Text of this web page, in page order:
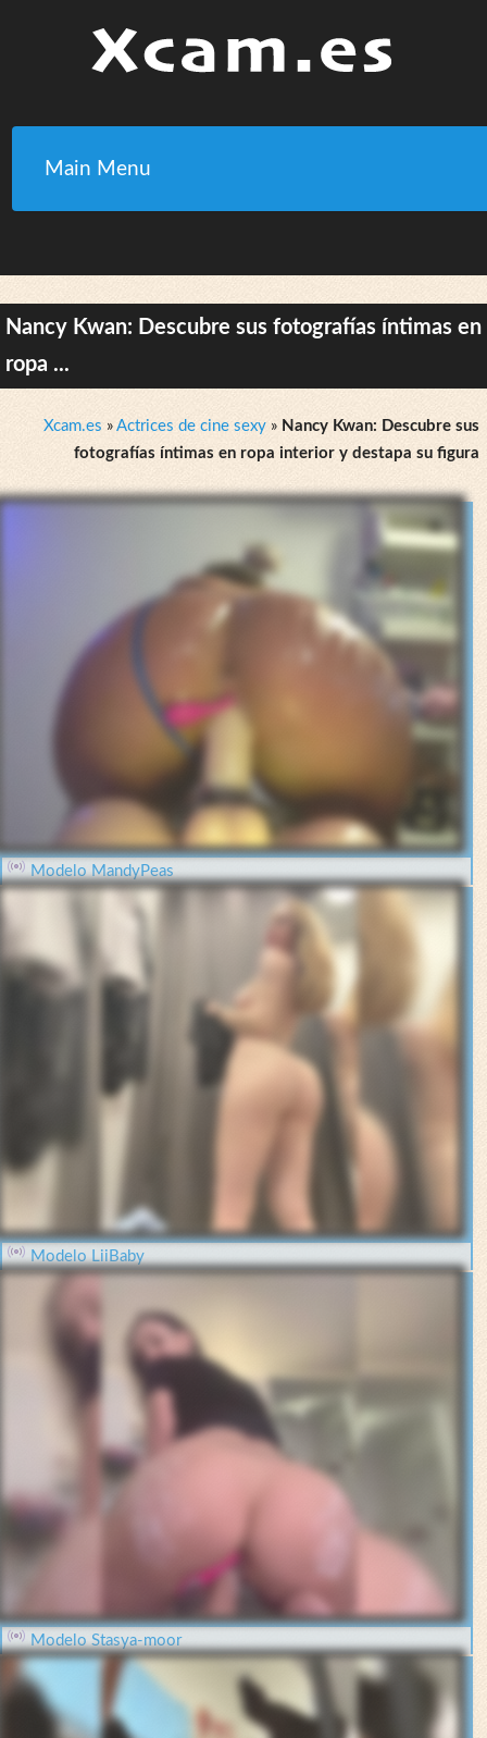
Main Menu
Nancy Kwan: Descubre sus fotografías íntimas en
ropa ...
Xcam.es » Actrices de cine sexy » Nancy Kwan: Descubre sus
fotografías íntimas en ropa interior y destapa su figura
Modelo MandyPeas
Modelo LiiBaby
Modelo Stasya-moor